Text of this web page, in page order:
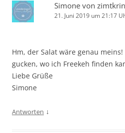
Simone von
21. Juni 2019 um 21:17
Hm, der Salat wäre genau
gucken, wo ich Freekeh finden
Liebe Grüße
Simone
Antworten ↓